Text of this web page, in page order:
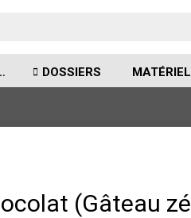
DOSSIERS MATÉRIEL
(Gâteau